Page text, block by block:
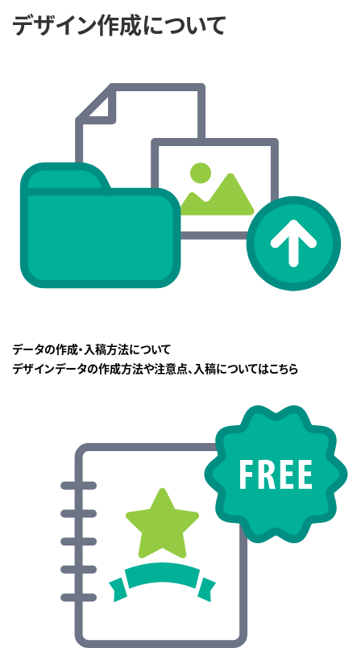
デザイン作成について
データの作成・入稿方法について
デザインデータの作成方法や注意点、入稿についてはこちら